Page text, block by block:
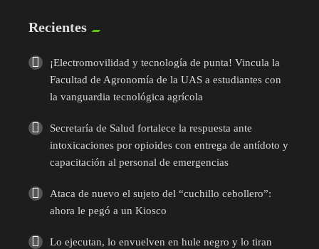
Recientes
¡Electromovilidad y tecnología de punta! Vincula la
Facultad de Agronomía de la UAS a estudiantes con
la vanguardia tecnológica agrícola
Secretaría de Salud fortalece la respuesta ante
intoxicaciones por opioides con entrega de antídoto y
capacitación al personal de emergencias
Ataca de nuevo el sujeto del “cuchillo cebollero”:
ahora le pegó a un Kiosco
Lo ejecutan, lo envuelven en hule negro y lo tiran